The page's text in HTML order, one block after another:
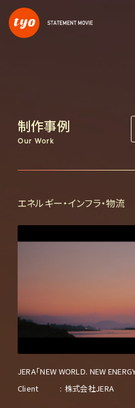
株主・投
採用ブラン
企業ブラ
お知らせ
資料請求はこちら
制作事例
Our Work
エネルギー・インフラ・物流
JERA「NEW WORLD. NEW
Client
株式会社JERA